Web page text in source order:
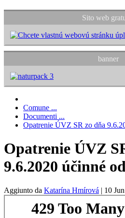
Sito web
banner
Comune ...
Documenti ...
Opatrenie ÚVZ SR zo dňa
Opatrenie ÚVZ
9.6.2020 účinné
Aggiunto da Katarína Hmírová | 10